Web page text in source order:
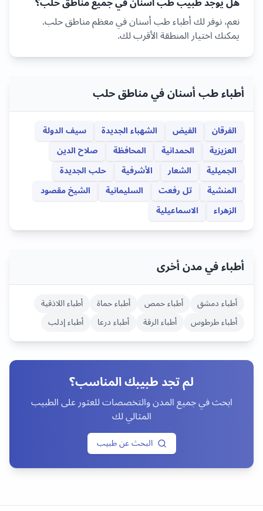
نعم، نوفر لك أطباءطب أسنانفي معظم مناطقحلب.
يمكنك اختيار المنطقة الأقرب لك.
أطباء طب أسنان في مناطق حلب
الفرقان الفيض الشهباء الجديدة
سيف الدولة
العزيزية
الحمدانية المحافظة
صلاح الدين
الجميلية
الشعار الأشرفية
حلب الجديدة
المنشية
تل رفعت السليمانية
الشيخ مقصود
الزهراء
الاسماعيلية
أطباء في مدن أخرى
أطباءدمشق أطباءحمص أطباءحماة أطباءاللاذقية
أطباءطرطوس أطباءالرقة أطباءدرعا أطباءإدلب
لم تجد طبيبك المناسب؟
ابحث في جميع المدن والتخصصات للعثور على الطبيب
المثالي لك
البحث عن طبيب